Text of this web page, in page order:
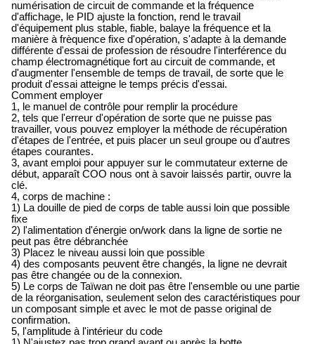
numérisation de circuit de commande et la fréquence
d'affichage, le PID ajuste la fonction, rend le travail
d'équipement plus stable, fiable, balaye la fréquence et la
manière à frèquence fixe d'opération, s'adapte à la demande
différente d'essai de profession de résoudre l'interférence du
champ électromagnétique fort au circuit de commande, et
d'augmenter l'ensemble de temps de travail, de sorte que le
produit d'essai atteigne le temps précis d'essai.
Comment employer
1, le manuel de contrôle pour remplir la procédure
2, tels que l'erreur d'opération de sorte que ne puisse pas
travailler, vous pouvez employer la méthode de récupération
d'étapes de l'entrée, et puis placer un seul groupe ou d'autres
étapes courantes.
3, avant emploi pour appuyer sur le commutateur externe de
début, apparaît COO nous ont à savoir laissés partir, ouvre la
clé.
4, corps de machine :
1) La douille de pied de corps de table aussi loin que possible
fixe
2) l'alimentation d'énergie on/work dans la ligne de sortie ne
peut pas être débranchée
3) Placez le niveau aussi loin que possible
4) des composants peuvent être changés, la ligne ne devrait
pas être changée ou de la connexion.
5) Le corps de Taïwan ne doit pas être l'ensemble ou une partie
de la réorganisation, seulement selon des caractéristiques pour
un composant simple et avec le mot de passe original de
confirmation.
5, l'amplitude à l'intérieur du code